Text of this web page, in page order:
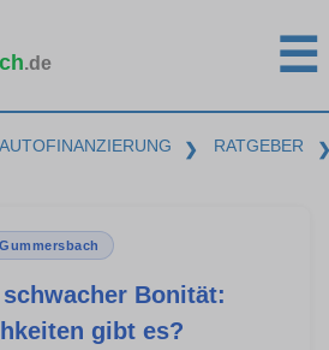
.de ☰
AUTOFINANZIERUNG ❯ RATGEBER
Bonität:
gibt es?